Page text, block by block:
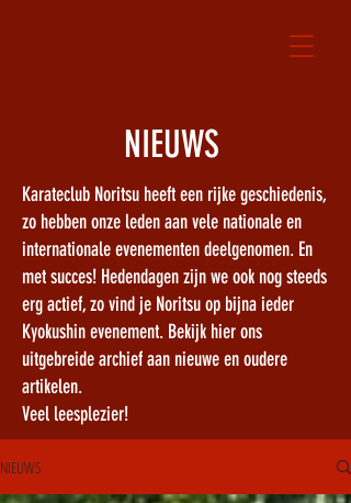
NIEUWS
Karateclub Noritsu heeft een rijke geschiedenis,
zo hebben onze leden aan vele nationale en
internationale evenementen deelgenomen. En
met succes! Hedendagen zijn we ook nog steeds
erg actief, zo vind je Noritsu op bijna ieder
Kyokushin evenement. Bekijk hier ons
uitgebreide archief aan nieuwe en oudere
artikelen.
Veel leesplezier!
NIEUWS